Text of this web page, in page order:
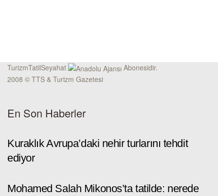
TurizmTatilSeyahat
Abonesidir.
2008 © TTS & Turizm Gazetesi
En Son Haberler
Kuraklık Avrupa’daki nehir turlarını tehdit
ediyor
Mohamed Salah Mikonos’ta tatilde: nerede